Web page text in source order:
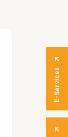
E-Services